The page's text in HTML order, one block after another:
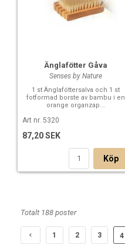
Änglafötter Gåva
Senses by Nature
1 st Änglaföttersalva och 1 st
fotformad borste av bambu i en
orange organzap...
Art nr. 5320
87,20 SEK
Köp
Totalt 188 poster
1 2 3 4